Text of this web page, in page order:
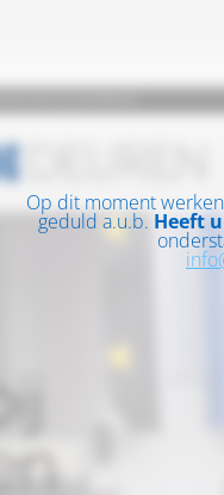
Op dit moment
geduld a.u.b. Heeft